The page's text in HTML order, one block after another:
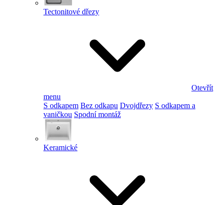
Tectonitové dřezy
Otevřít
menu
S odkapem Bez odkapu Dvojdřezy S odkapem a
vaničkou Spodní montáž
Keramické